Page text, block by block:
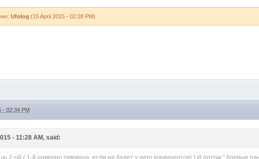
Ufolog (15 April 2015 - 02:28 PM)
- 02:34 PM
- 11:28 AM, said:
2-ой ( 1-й наверно гаврюша, если не будет у него конкурентов) ) И потом " боевые